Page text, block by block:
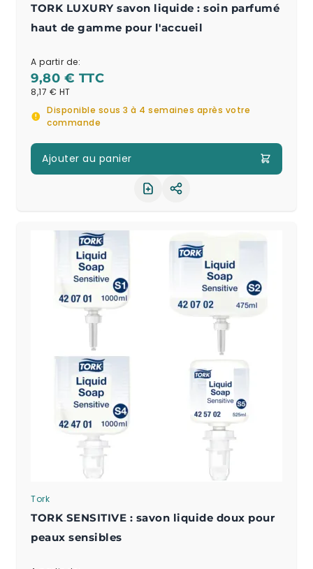
TORK LUXURY savon liquide : soin parfumé
haut de gamme pour l'accueil
A partir de:
9,80 €
8,17 €
Disponible sous 3 à 4 semaines après votre
commande
Ajouter au panier
Partager le produit
Tork
TORK SENSITIVE : savon liquide doux pour
peaux sensibles